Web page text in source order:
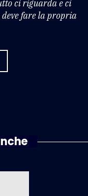
ci riguarda e ci
deve fare la propria